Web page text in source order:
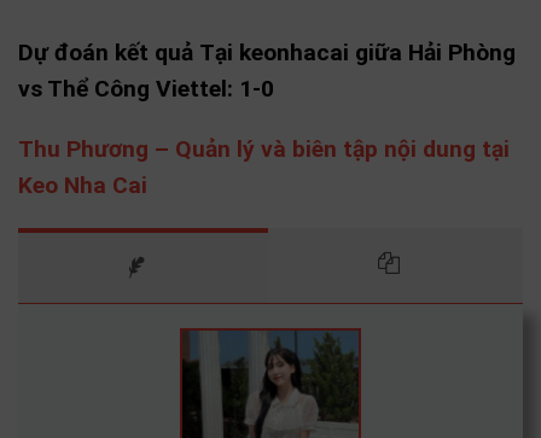
Dự đoán kết quả Tại keonhacai giữa Hải Phòng
vs Thể Công Viettel: 1-0
Thu Phương – Quản lý và biên tập nội dung tại
Keo Nha Cai